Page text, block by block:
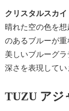
クリスタルスカイ
晴れた空の色を
のあるブルーが
美しいブルーグ
深さを表現してい
TUZU アジ